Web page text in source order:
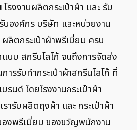
โรงงานผลิตกระเป๋าผ้า และ รับ
บองค์กร บริษัท และหน่วยงาน
ผลิตกระเป๋าผ้าพรีเมี่ยม ครบ
บบ สกรีนโลโก้ จนถึงการจัดส่ง
ารรับทำกระเป๋าผ้าสกรีนโลโก้ ที่
นด์ โดยโรงงานกระเป๋าผ้า
ารับผลิตถุงผ้า และ กระเป๋าผ้า
องพรีเมี่ยม ของขวัญพนักงาน